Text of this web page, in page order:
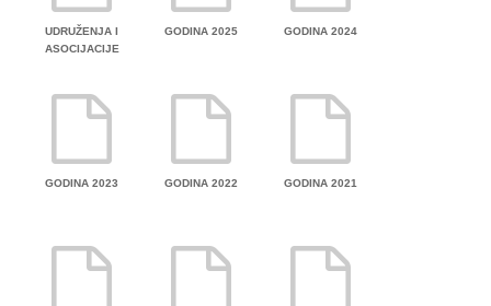
UDRUŽENJA I
ASOCIJACIJE
GODINA 2025 GODINA 2024
GODINA 2023 GODINA 2022 GODINA 2021